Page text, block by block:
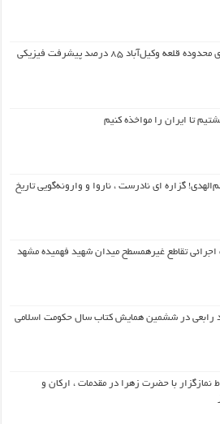
طراحی شهری محدوده قلعه وکیل‌آباد ۸۵ درصد پیشرفت فیزیکی
تا ایران را مواخذه کنیم
گزاره ای نادرست ، ناروا و وارونه‌گویی تاریخ
اجرائی تقاطع غیرهمسطح میدان شهید فهمیده مشهد
رابعی در ششمین همایش کتاب سال حکومت اسلامی
نمازگزار با حضرت زهرا در مقدمات ، ارکان و